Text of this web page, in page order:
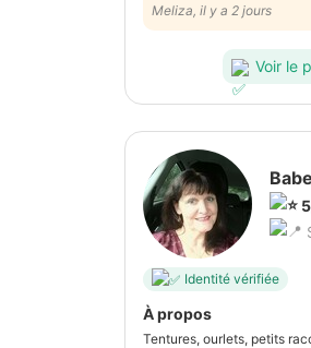
votre travail impeccable
Meliza, il y a 2 jours
Voir le
Identité vérifiée
À propos
Tentures, ourlets, petits